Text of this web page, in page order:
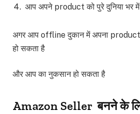
आप अपने product को पुरे दुनिया भर
अगर आप offline दुकान में अपना
हो सकता है
और आप का नुकसान हो सकता है
Amazon Seller बनने के